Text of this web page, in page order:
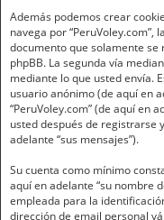
Además podemos crear
navega por “PeruVoley.com”,
documento que solamente
phpBB. La segunda vía
mediante lo que usted envía.
usuario anónimo (de aquí en
“PeruVoley.com” (de aquí en
usted después de registrarse
adelante “sus mensajes”).
Su cuenta como mínimo
aquí en adelante “su nombre
empleada para la
dirección de email personal